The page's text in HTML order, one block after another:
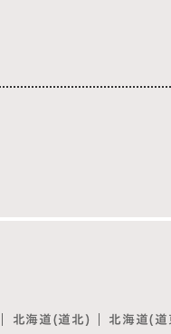
北海道(道北) 北海道(道